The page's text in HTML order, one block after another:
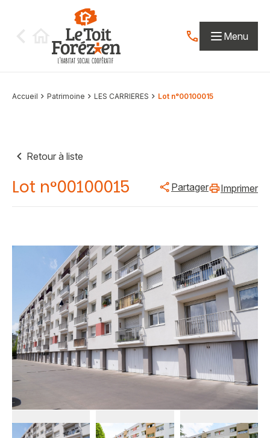
Contactez-nous
Menu
Accueil Patrimoine LES CARRIERES Lot n°00100015
Retour à liste
Lot n°00100015 Partager Imprimer